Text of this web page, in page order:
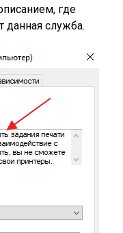
где
данная служба.